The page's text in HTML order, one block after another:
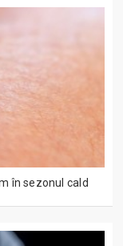
în sezonul cald